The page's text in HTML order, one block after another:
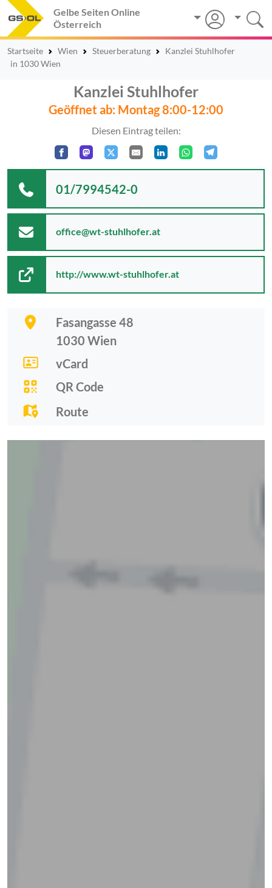
Gelbe Seiten Online
Österreich
Startseite Wien Steuerberatung
Kanzlei Stuhlhofer
in 1030 Wien
Kanzlei Stuhlhofer
Geöffnet ab: Montag 8:00-12:00
Diesen Eintrag teilen:
Fasangasse 48
1030 Wien
vCard
QR Code
Route
01/7994542-0
office@wt-stuhlhofer.at
http://www.wt-stuhlhofer.at